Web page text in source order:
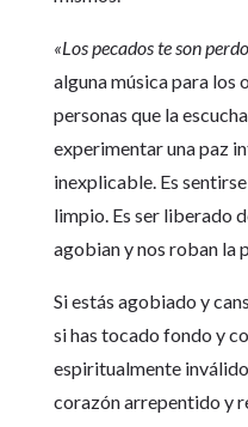
«Los pecados te son
alguna música para los
personas que la
experimentar una paz
inexplicable. Es
limpio. Es ser liberado
agobian y nos roban la
Si estás agobiado y
si has tocado fondo y
espiritualmente
corazón arrepentido y